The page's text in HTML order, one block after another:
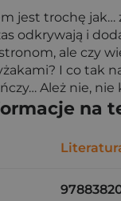
jest trochę
odkrywają i
ale czy
I co tak
Ależ nie,
na